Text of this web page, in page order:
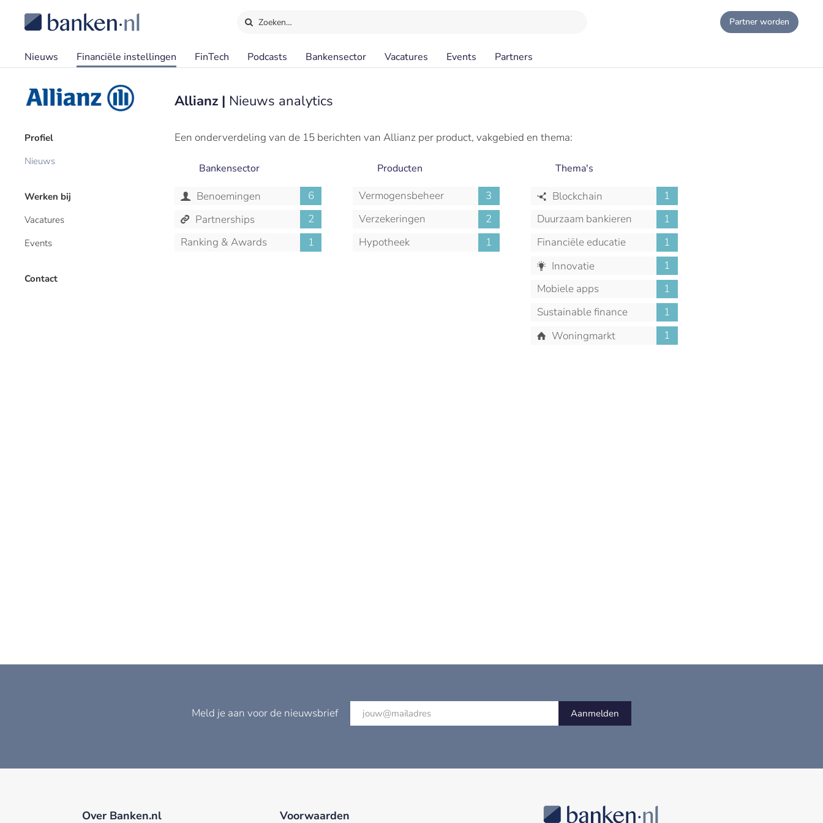
Zoeken… Partner worden
Nieuws Financiële instellingen FinTech Podcasts Bankensector Vacatures Events Partners
Profiel
Nieuws
Werken bij
Vacatures
Events
Contact
Allianz | Nieuws analytics
Een onderverdeling van de 15 berichten van Allianz per product, vakgebied en thema:
Bankensector
Benoemingen
6
Partnerships
2
Ranking & Awards
1
Producten
Vermogensbeheer
3
Verzekeringen
2
Hypotheek
1
Thema's
Blockchain
1
Duurzaam bankieren
1
Financiële educatie
1
Innovatie
1
Mobiele apps
1
Sustainable finance
1
Woningmarkt
1
Meld je aan voor de nieuwsbrief Aanmelden
Over Banken.nl Voorwaarden